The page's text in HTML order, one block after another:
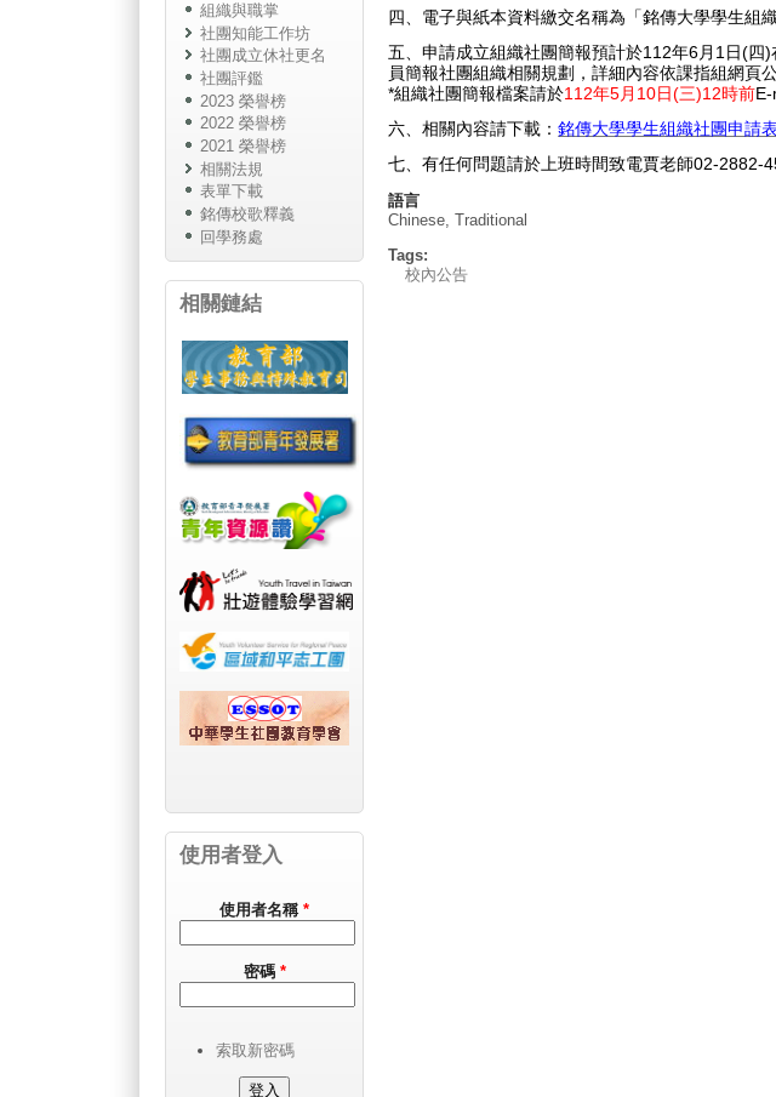
四、電子與紙本資料繳交名稱為「銘傳大學學生組
五、申請成立組織社團簡報預計於112年6月1日(
員簡報社團組織相關規劃，詳細內容依課指組網頁公
*組織社團簡報檔案請於112年5月10日(三)12時前
六、相關內容請下載：銘傳大學學生組織社團申請
七、有任何問題請於上班時間致電賈老師02-
語言
Chinese, Traditional
Tags:
校內公告
組織與職掌
社團知能工作坊
社團成立休社更名
社團評鑑
2023 榮譽榜
2022 榮譽榜
2021 榮譽榜
相關法規
表單下載
銘傳校歌釋義
回學務處
相關鏈結
使用者登入
使用者名稱*
密碼 *
索取新密碼